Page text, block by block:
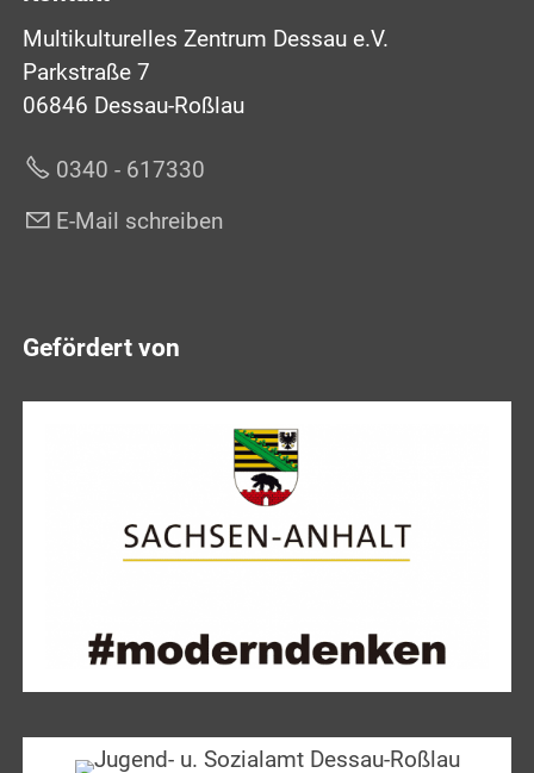
Multikulturelles Zentrum Dessau e.V.
Parkstraße 7
06846 Dessau-Roßlau
0340 - 617330
E-Mail schreiben
Gefördert von